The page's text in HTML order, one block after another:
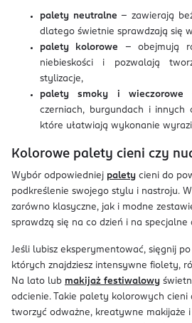
palety neutralne – zawierają
dlatego świetnie sprawdzają się
palety kolorowe
– obejmują
niebieskości i pozwalają
stylizacje,
palety smoky i wieczorowe
czerniach, burgundach i innych
które ułatwiają wykonanie
Kolorowe palety cieni czy
Wybór odpowiedniej palety cieni do
podkreślenie swojego stylu i nastroju.
zarówno klasyczne, jak i modne
sprawdzą się na co dzień i na specjalne
Jeśli lubisz eksperymentować, sięgnij
których znajdziesz intensywne fiolety,
Na lato lub makijaż festiwalowy
odcienie. Takie palety kolorowych cieni
tworzyć odważne, kreatywne makijaże